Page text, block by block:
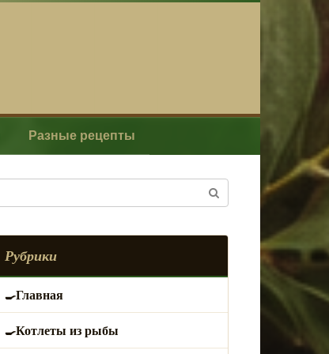
Разные рецепты
Рубрики
Главная
Котлеты из рыбы